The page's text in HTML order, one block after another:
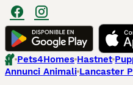
Pets4Homes Hastnet
Annunci Animali Lancaster